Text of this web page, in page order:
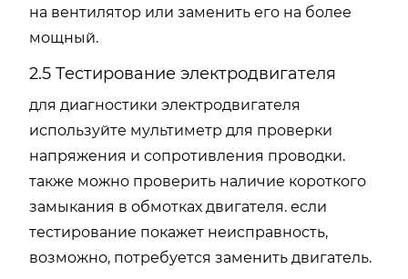
на вентилятор или заменить его на более
мощный.
2.5 Тестирование электродвигателя
для диагностики электродвигателя
используйте мультиметр для проверки
напряжения и сопротивления проводки.
также можно проверить наличие короткого
замыкания в обмотках двигателя. если
тестирование покажет неисправность,
возможно, потребуется заменить двигатель.